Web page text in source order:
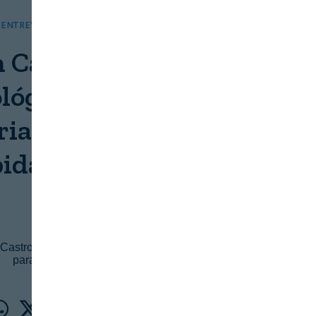
ENTREVISTAS
“Siemens es el
de referencia de
de alimentación y
española”
Director General de Siemens Digital Industries
para España y Portugal